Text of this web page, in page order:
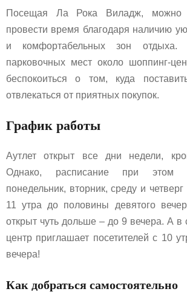
Посещая Ла Рока Виладж, можно
провести время благодаря наличию
и комфортабельных зон
парковочных мест около шоппинг-
беспокоиться о том, куда
отвлекаться от приятных покупок.
График работы
Аутлет открыт все дни недели,
Однако, расписание при этом
понедельник, вторник, среду и
11 утра до половины девятого
открыт чуть дольше – до 9 вечера. А в
центр приглашает посетителей с 10
вечера!
Как добраться самостоятельно